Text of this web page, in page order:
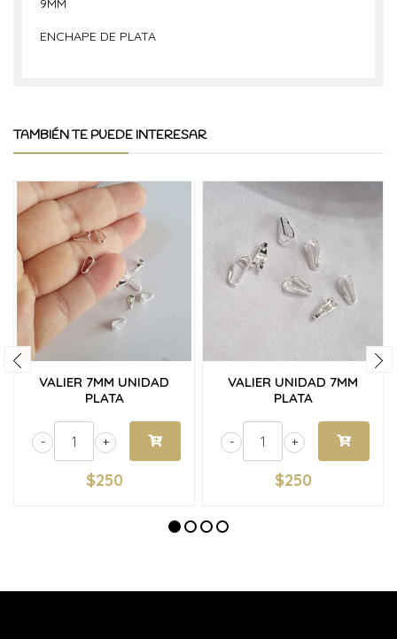
9MM
ENCHAPE DE PLATA
TAMBIÉN TE PUEDE INTERESAR
VALIER 7MM UNIDAD
PLATA
+
-
$250
VALIER UNIDAD 7MM
PLATA
+
-
$250